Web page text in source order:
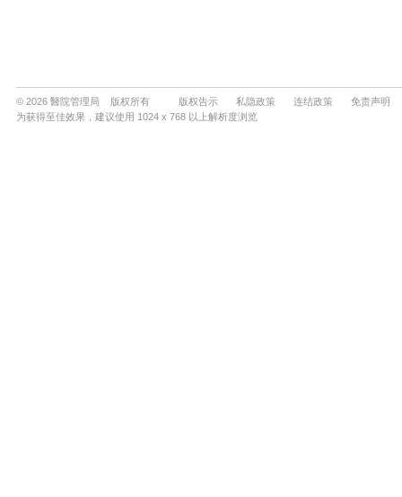
© 2026 醫院管理局 版权所有 版权告示 私隐政策 连结政策
免责声明
为获得至佳效果，建议使用 1024 x 768 以上解析度浏览